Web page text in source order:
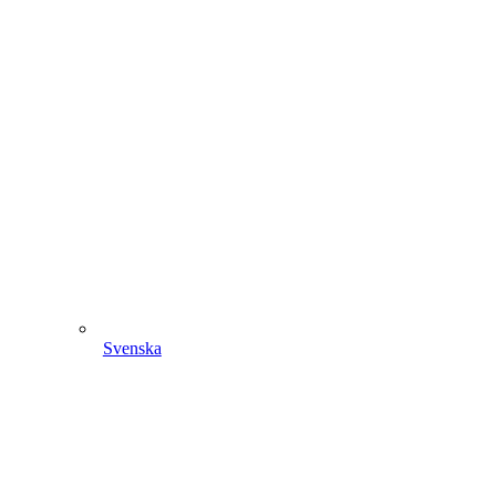
Svenska